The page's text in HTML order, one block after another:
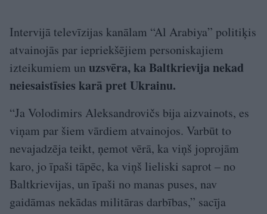
Intervijā televīzijas kanālam “Al Arabiya” politiķis
atvainojās par iepriekšējiem personiskajiem
izteikumiem un uzsvēra, ka Baltkrievija nekad
neiesaistīsies karā pret Ukrainu.
“Ja Volodimirs Aleksandrovičs bija aizvainots, es
viņam par šiem vārdiem atvainojos. Varbūt to
nevajadzēja teikt, ņemot vērā, ka viņš joprojām
karo, jo īpaši tāpēc, ka viņš lieliski saprot – no
Baltkrievijas, un īpaši no manas puses, nav
gaidāmas nekādas militāras darbības,” sacīja